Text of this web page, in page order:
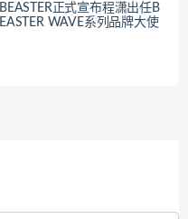
BEASTER正式宣布程潇出任B
EASTER WAVE系列品牌大使